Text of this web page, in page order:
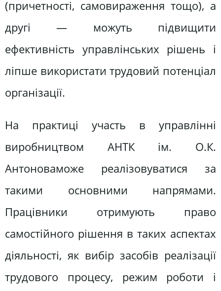
(причетності, самовираження тощо), а
другі — можуть підвищити
ефективність управлінських рішень і
ліпше використати трудовий потенціал
організації.
На практиці участь в управлінні
виробництвом АНТК ім. О.К.
Антоноваможе реалізовуватися за
такими основними напрямами.
Працівники отримують право
самостійного рішення в таких аспектах
діяльності, як вибір засобів реалізації
трудового процесу, режим роботи і